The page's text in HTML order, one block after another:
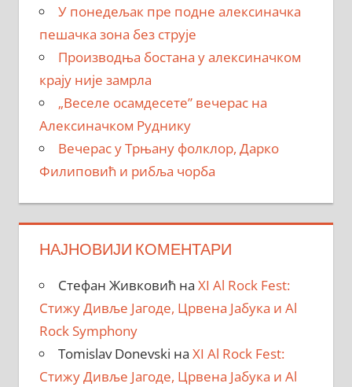
У понедељак пре подне алексиначка
пешачка зона без струје
Производња бостана у алексиначком
крају није замрла
„Веселе осамдесете” вечерас на
Алексиначком Руднику
Вечерас у Трњану фолклор, Дарко
Филиповић и рибља чорба
НАЈНОВИЈИ КОМЕНТАРИ
Стефан Живковић на XI Al Rock Fest:
Стижу Дивље Јагоде, Црвена Јабука и Al
Rock Symphony
Tomislav Donevski на XI Al Rock Fest:
Стижу Дивље Јагоде, Црвена Јабука и Al